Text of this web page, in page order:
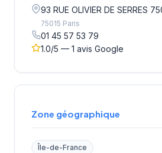
93 RUE OLIVIER DE SERRES
75015 Paris
01 45 57 53 79
1.0/5 — 1 avis Google
Zone géographique
Île-de-France